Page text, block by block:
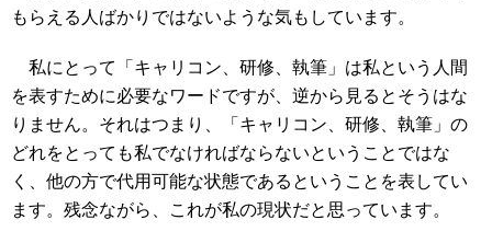
もらえる人ばかりではないような気もしています。
私にとって「キャリコン、研修、執筆」は私という人間
を表すために必要なワードですが、逆から見るとそうはな
りません。それはつまり、「キャリコン、研修、執筆」の
どれをとっても私でなければならないということではな
く、他の方で代用可能な状態であるということを表してい
ます。残念ながら、これが私の現状だと思っています。